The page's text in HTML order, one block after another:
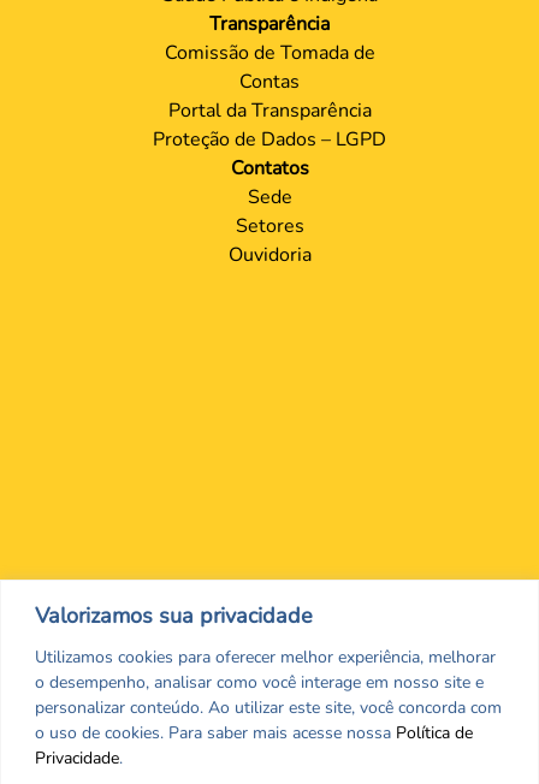
Valorizamos sua privacidade
Utilizamos cookies para oferecer melhor experiência, melhorar
o desempenho, analisar como você interage em nosso site e
personalizar conteúdo. Ao utilizar este site, você concorda com
o uso de cookies. Para saber mais acesse nossa Política de
Privacidade.
Transparência
Comissão de Tomada de
Contas
Portal da Transparência
Proteção de Dados – LGPD
Contatos
Sede
Setores
Ouvidoria